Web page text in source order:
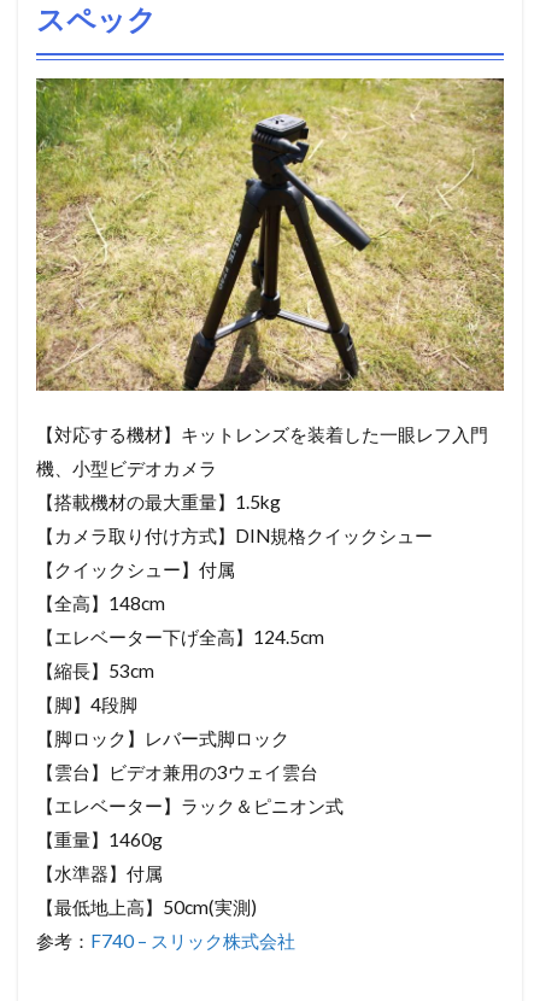
スペック
【対応する機材】キットレンズを装着した一眼レフ入門
機、小型ビデオカメラ
【搭載機材の最大重量】1.5kg
【カメラ取り付け方式】DIN規格クイックシュー
【クイックシュー】付属
【全高】148cm
【エレベーター下げ全高】124.5cm
【縮長】53cm
【脚】4段脚
【脚ロック】レバー式脚ロック
【雲台】ビデオ兼用の3ウェイ雲台
【エレベーター】ラック＆ピニオン式
【重量】1460g
【水準器】付属
【最低地上高】50cm(実測)
参考： F740 – スリック株式会社